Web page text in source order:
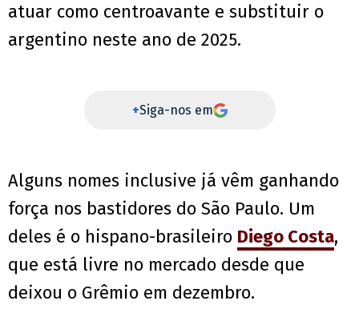
atuar como centroavante e substituir o
argentino neste ano de 2025.
+Siga-nos em
Alguns nomes inclusive já vêm ganhando
força nos bastidores do São Paulo. Um
deles é o hispano-brasileiro Diego Costa,
que está livre no mercado desde que
deixou o Grêmio em dezembro.